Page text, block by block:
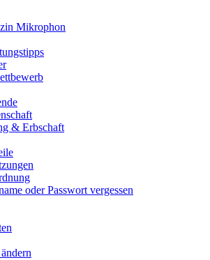
Mikrophon
& Erbschaft
oder Passwort vergessen